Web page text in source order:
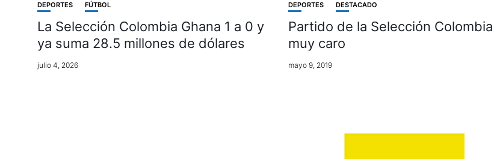
DEPORTES FÚTBOL
La Selección Colombia Ghana 1 a 0 y
ya suma 28.5 millones de dólares
julio 4, 2026
DEPORTES DESTACADO
Partido de la Selección Colombia
muy caro
mayo 9, 2019